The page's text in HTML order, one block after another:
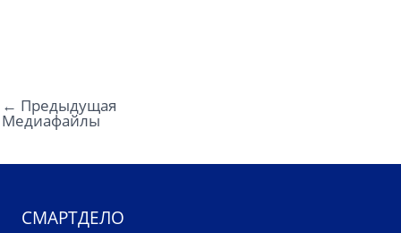
← Предыдущая
Медиафайлы
СМАРТДЕЛО